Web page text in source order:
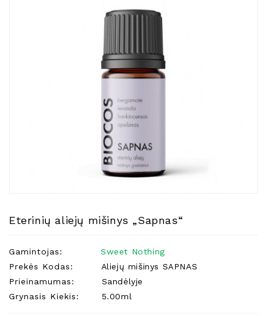
Higienos
Priemonės
Kūdikiams
Eterinių aliejų mišinys „Sapnas“
Gamintojas:
Sweet Nothing
Prekės Kodas:
Aliejų mišinys SAPNAS
Prieinamumas:
Sandėlyje
Grynasis Kiekis:
5.00ml